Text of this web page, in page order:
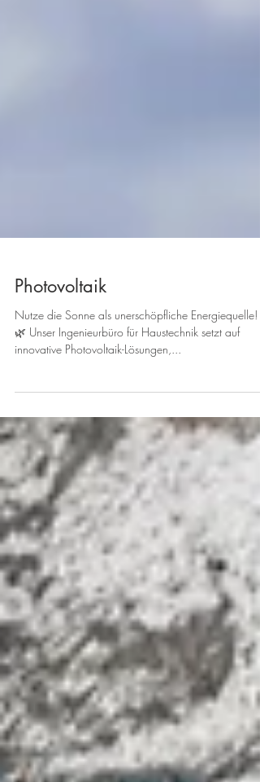
Photovoltaik
Nutze die Sonne als unerschöpfliche Energiequelle!
innovative Photovoltaik-Lösungen,...